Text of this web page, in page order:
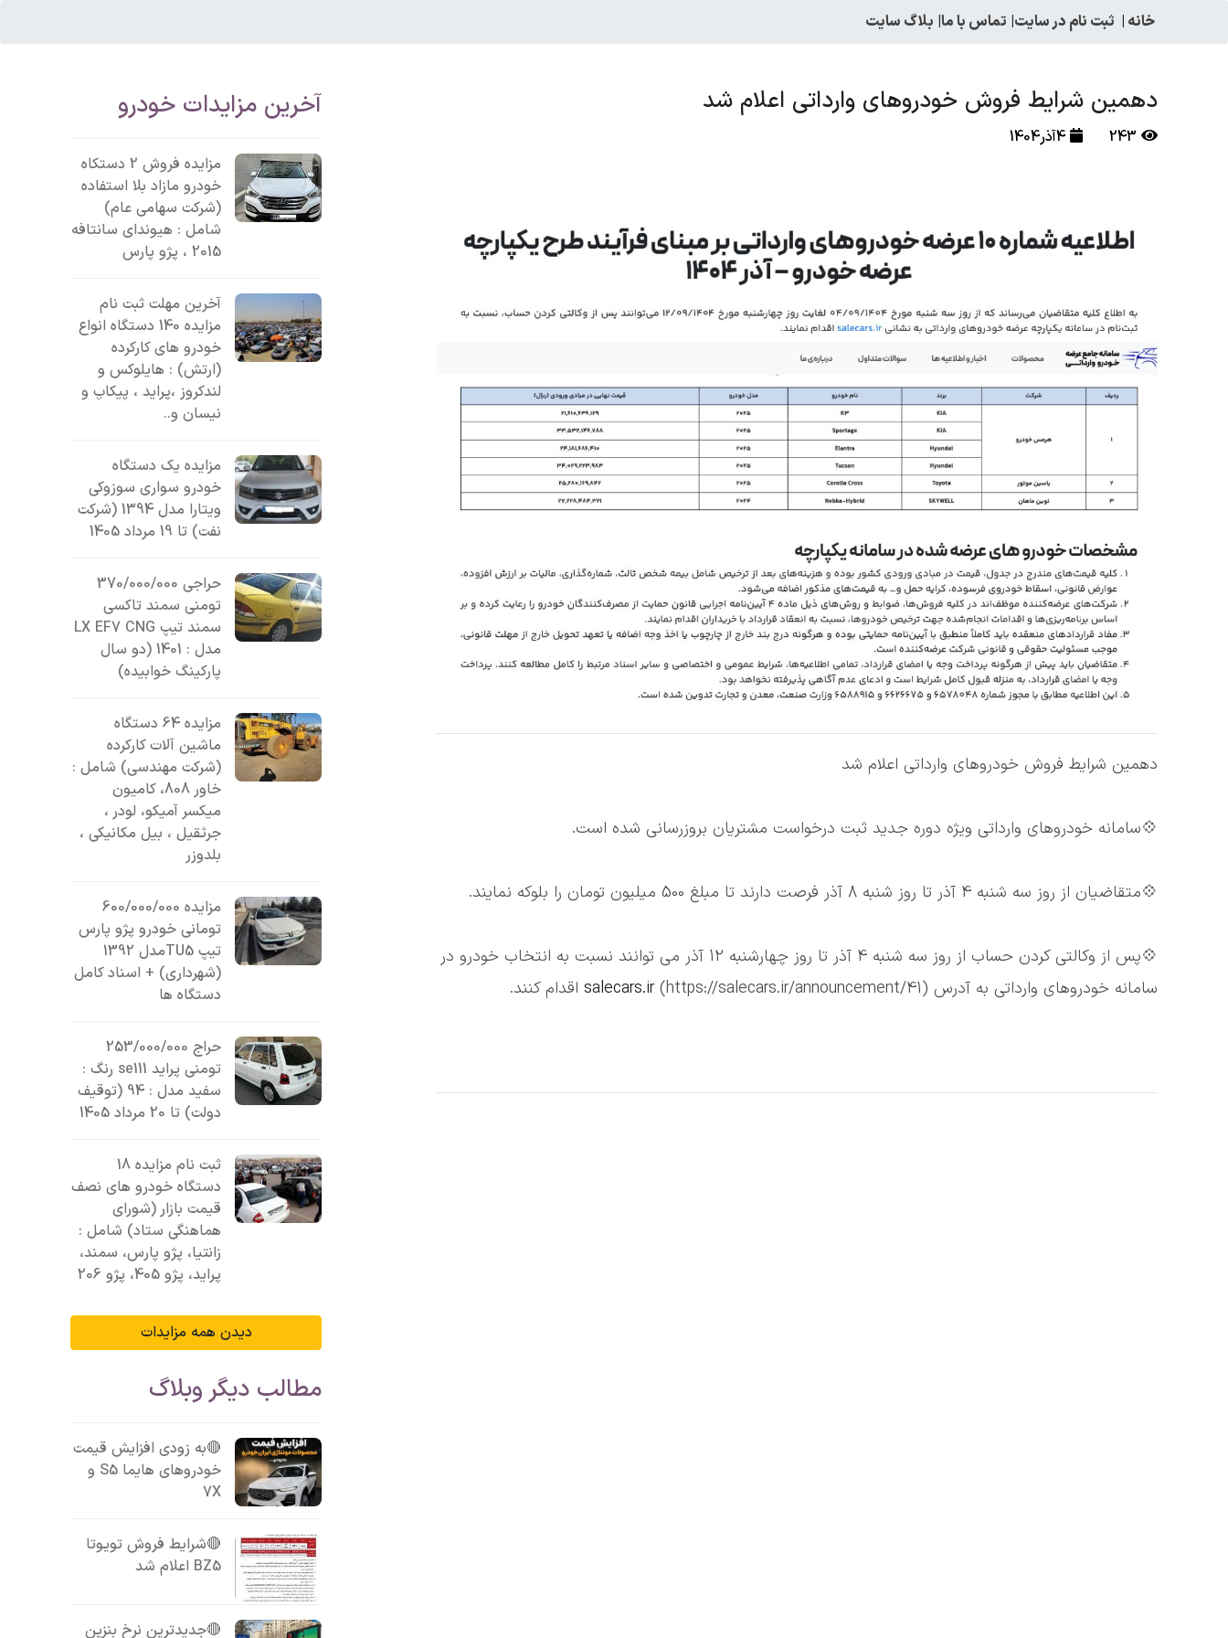
خانه | ثبت نام در سایت| تماس با ما| بلاگ سایت
دهمین شرایط فروش خودروهای وارداتی اعلام شد
243 4آذر1404
دهمین شرایط فروش خودروهای وارداتی اعلام شد
💠سامانه خودروهای وارداتی ویژه دوره جدید ثبت درخواست مشتریان بروزرسانی شده است.
💠متقاضیان از روز سه شنبه 4 آذر تا روز شنبه 8 آذر فرصت دارند تا مبلغ 500 میلیون تومان را بلوکه نمایند.
💠پس از وکالتی کردن حساب از روز سه شنبه 4 آذر تا روز چهارشنبه 12 آذر می توانند نسبت به انتخاب خودرو در
سامانه خودروهای وارداتی به آدرس
salecars.ir(https://salecars.ir/announcement/41) اقدام کنند.
آخرین مزایدات خودرو
مزایده فروش 2 دستکاه
خودرو مازاد بلا استفاده
(شرکت سهامی عام)
شامل : هیوندای سانتافه
2015 ، پژو پارس
آخرین مهلت ثبت نام
مزایده 140 دستگاه انواع
خودرو های کارکرده
(ارتش) : هایلوکس و
لندکروز ،پراید ، پیکاپ و
نیسان و..
مزایده یک دستگاه
خودرو سواری سوزوکی
ویتارا مدل 1394 (شرکت
نفت) تا 19 مرداد 1405
حراجی 370/000/000
تومنی سمند تاکسی
سمند تیپ LX EF7 CNG
مدل : 1401 (دو سال
پارکینگ خوابیده)
مزایده 64 دستگاه
ماشین آلات کارکرده
(شرکت مهندسی) شامل :
خاور 808، کامیون
میکسر آمیکو، لودر ،
جرثقیل ، بیل مکانیکی ،
بلدوزر
مزایده 600/000/000
تومانی خودرو پژو پارس
تیپ TU5مدل 1392
(شهرداری) + اسناد کامل
دستگاه ها
حراج 253/000/000
تومنی پراید se111 رنگ :
سفید مدل : 94 (توقیف
دولت) تا 20 مرداد 1405
ثبت نام مزایده 18
دستگاه خودرو های نصف
قیمت بازار (شورای
هماهنگی ستاد) شامل :
زانتیا، پژو پارس، سمند،
پراید، پژو 405، پژو 206
دیدن همه مزایدات
مطالب دیگر وبلاگ
🔴به زودی افزایش قیمت
خودروهای هایما S5 و
7X
🔴شرایط فروش تویوتا
BZ5 اعلام شد
🔴جدیدترین نرخ بنزین